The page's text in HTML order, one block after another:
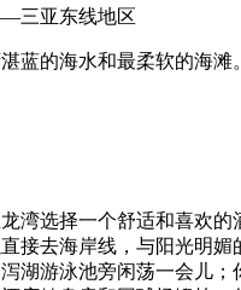
三亚东线地区
蓝的海水和最柔软的海滩
湾选择一个舒适和喜欢的
接去海岸线，与阳光明
湖游泳池旁闲荡一会儿；